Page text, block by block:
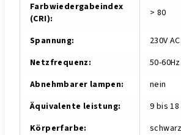
Farbwiedergabeindex
(CRI): > 80
Spannung:
230V AC
Netzfrequenz:
50-60Hz
Abnehmbarer lampen:
nein
Äquivalente leistung:
9 bis 18
Körperfarbe:
schwarz